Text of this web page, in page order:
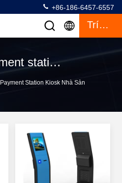
+86-186-6457-6557
Trích Dẫn
Từ khóa [ payment station kiosk ] Cuộc thi đấu 755 các sản phẩm
Payment Station Kiosk Nhà Sản